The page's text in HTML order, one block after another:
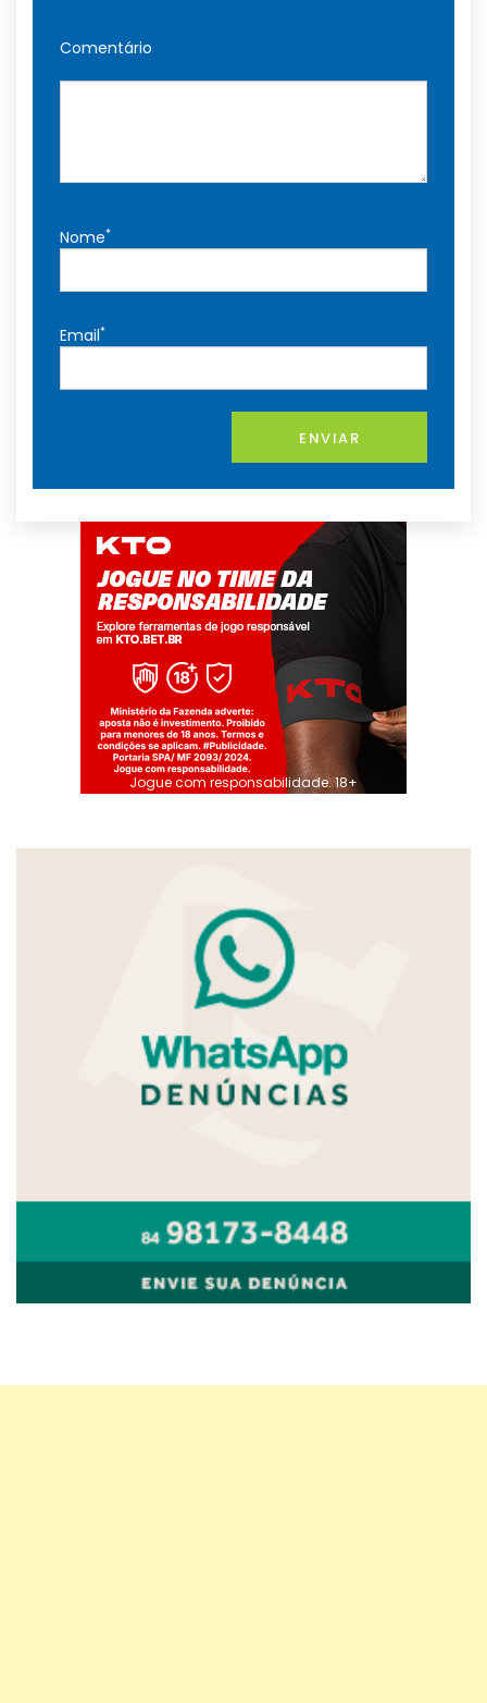
Comentário
Nome*
Email*
ENVIAR
Jogue com responsabilidade. 18+